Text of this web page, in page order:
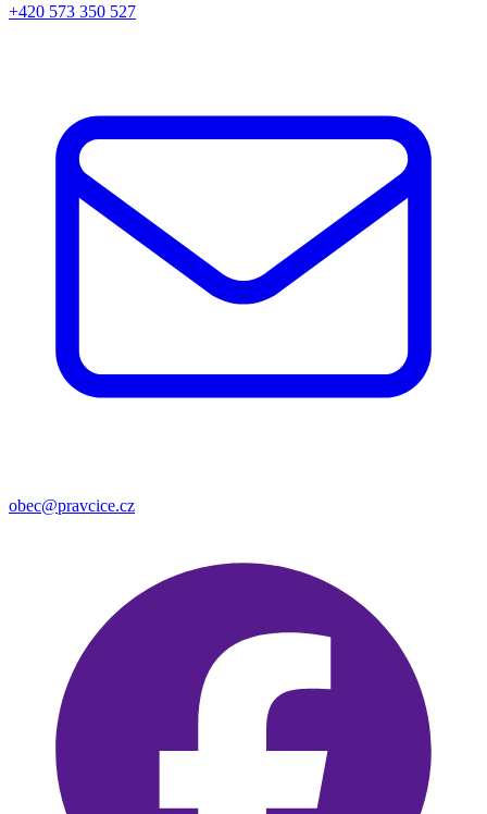
+420 573 350 527
obec@pravcice.cz